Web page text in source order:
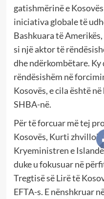
gatishmërinë e
iniciativa globale të
Bashkuara të
si një aktor të
dhe ndërkombëtare.
rëndësishëm në
Kosovës, e cila është
SHBA-në.
Për të forcuar më tej
Kosovës, Kurti zhvilloi
Kryeministren e
duke u fokusuar në
Tregtisë së Lirë të
EFTA-s. E nënshkruar